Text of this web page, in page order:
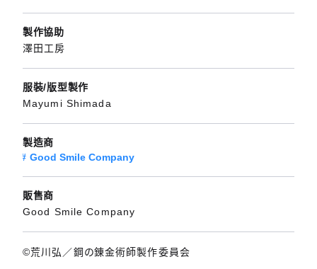
製作協助
澤田工房
服裝/版型製作
Mayumi Shimada
製造商
Good Smile Company
販售商
Good Smile Company
©荒川弘／鋼の錬金術師製作委員会